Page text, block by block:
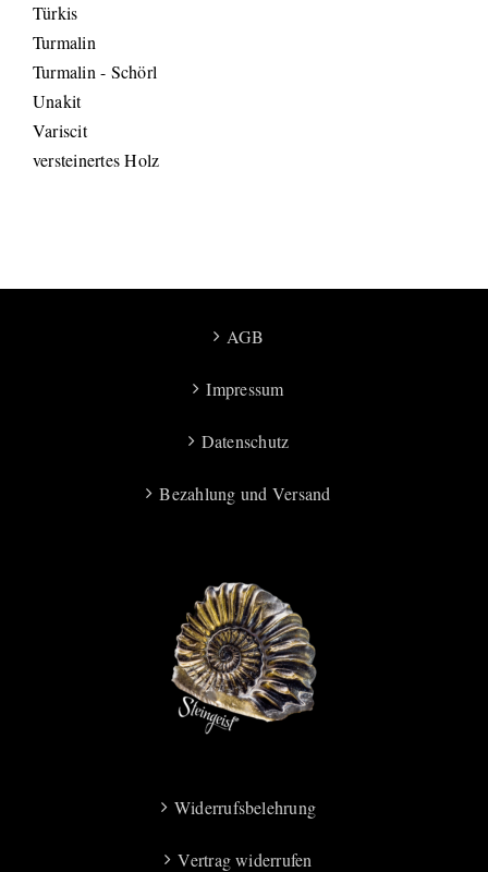
Türkis
Turmalin
Turmalin - Schörl
Unakit
Variscit
versteinertes Holz
AGB
Impressum
Datenschutz
Bezahlung und Versand
Widerrufsbelehrung
Vertrag widerrufen